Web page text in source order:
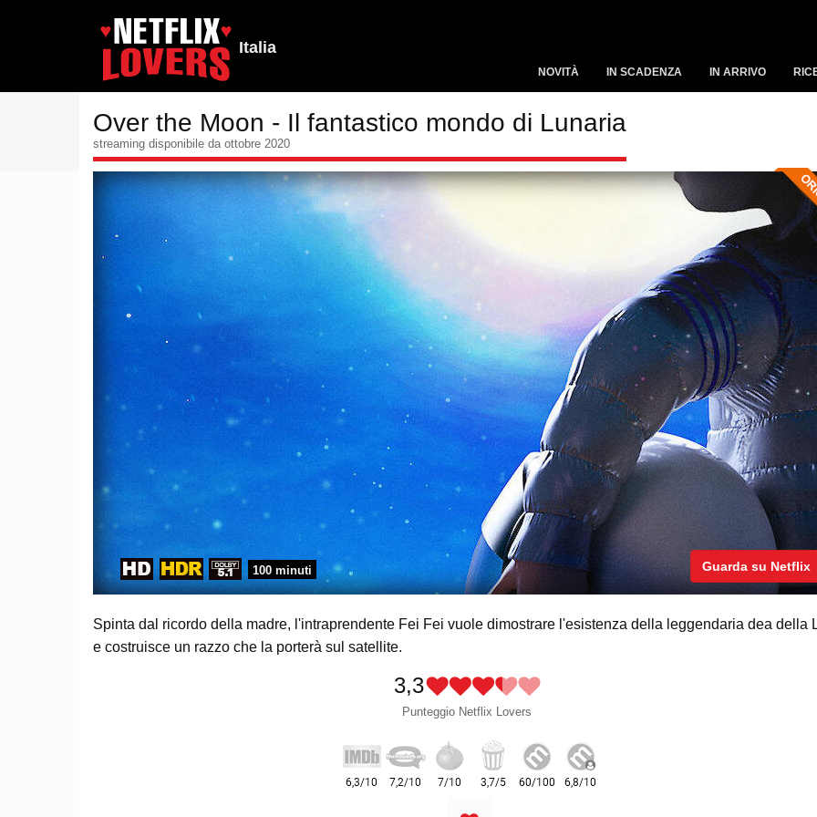
Italia
NOVITÀ IN SCADENZA IN ARRIVO
Over the Moon - Il fantastico mondo di Lunaria
streaming disponibile da ottobre 2020
100 minuti Guarda su Netflix
Spinta dal ricordo della madre, l'intraprendente Fei Fei vuole dimostrare l'esistenza della leggendaria dea della
e costruisce un razzo che la porterà sul satellite.
3,3
Punteggio Netflix Lovers